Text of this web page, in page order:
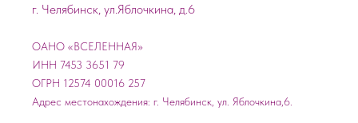
г. Челябинск, ул.Яблочкина, д.6
ОАНО «ВСЕЛЕННАЯ»
ИНН 7453 3651 79
ОГРН 12574 00016 257
Адрес местонахождения: г. Челябинск, ул. Яблочкина,6.